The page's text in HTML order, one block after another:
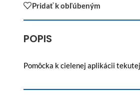
Pridať k obľúbeným
POPIS
Pomôcka k cielenej aplikácii